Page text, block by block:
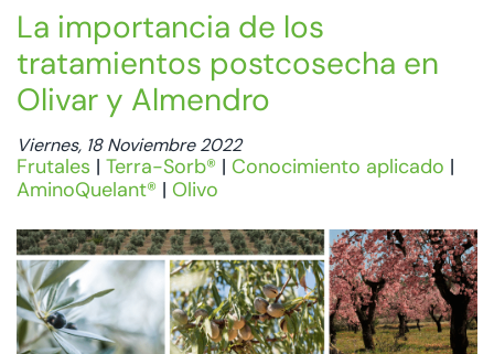
La importancia de los
tratamientos postcosecha en
Olivar y Almendro
Viernes, 18 Noviembre 2022
Frutales | Terra-Sorb® | Conocimiento aplicado |
AminoQuelant® | Olivo